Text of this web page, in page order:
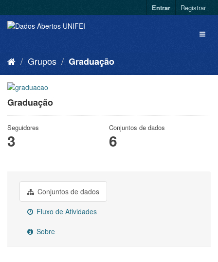
Entrar Registrar
Grupos Graduação
Graduação
Seguidores
3
Conjuntos de dados
6
Conjuntos de dados
Fluxo de Atividades
Sobre